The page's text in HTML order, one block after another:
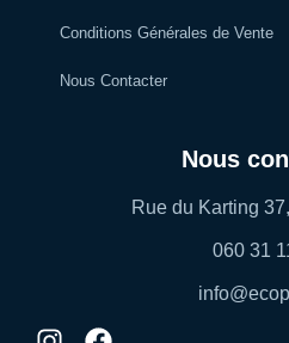
Conditions Générales de Vente
Nous Contacter
Nous
Rue du Karting
060 31